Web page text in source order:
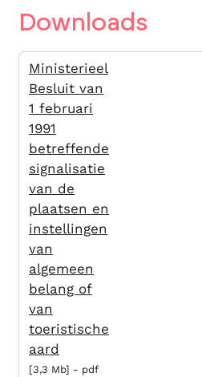
Downloads
Ministerieel
Besluit van
1 februari
1991
betreffende
signalisatie
van de
plaatsen en
instellingen
van
algemeen
belang of
van
toeristische
aard
3,3 Mb pdf